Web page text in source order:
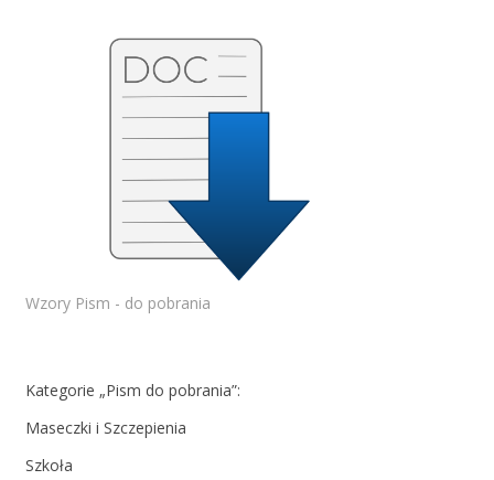
Wzory Pism - do pobrania
Kategorie „Pism do pobrania”:
Maseczki i Szczepienia
Szkoła